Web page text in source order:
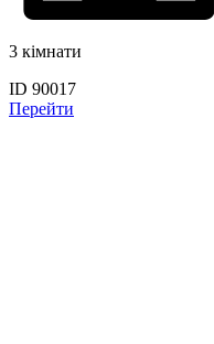
3 кімнати
ID 90017
Перейти